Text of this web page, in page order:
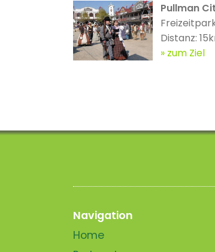
Pullman
Distanz:
zum Ziel
Navigation
Home